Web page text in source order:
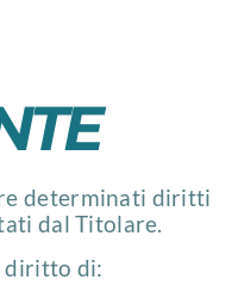
determinati diritti
dal Titolare.
diritto di: